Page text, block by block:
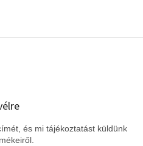
és mi tájékoztatást küldünk